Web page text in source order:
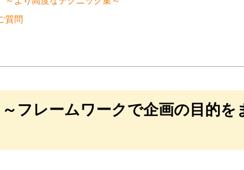
質問
～フレームワークで企画の目的を